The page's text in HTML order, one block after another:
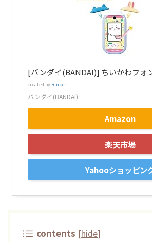
[バンダイ(BANDAI)] ちいかわフォ
created by Rinker
バンダイ(BANDAI)
Amazon
楽天市場
Yahooショッピン
contents [hide]